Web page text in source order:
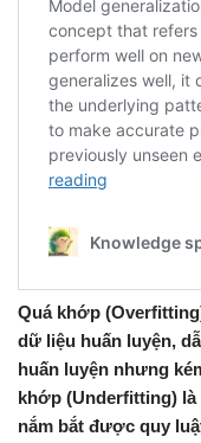
Quá khớp
dữ liệu huấn luyện,
huấn luyện nhưng
khớp (Underfitting)
nắm bắt được quy